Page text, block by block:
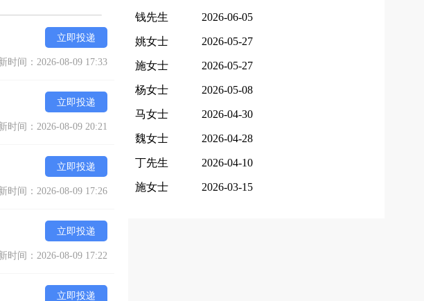
立即投递
时间：2026-08-09 17:33
立即投递
时间：2026-08-09 20:21
立即投递
时间：2026-08-09 17:26
立即投递
时间：2026-08-09 17:22
立即投递
钱先生 2026-06-05
姚女士 2026-05-27
施女士 2026-05-27
杨女士 2026-05-08
马女士 2026-04-30
魏女士 2026-04-28
丁先生 2026-04-10
施女士 2026-03-15